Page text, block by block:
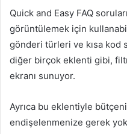
Quick and Easy FAQ
görüntülemek için
gönderi türleri ve kısa kod
diğer birçok eklenti gibi,
ekranı sunuyor.
Ayrıca bu eklentiyle
endişelenmenize gerek